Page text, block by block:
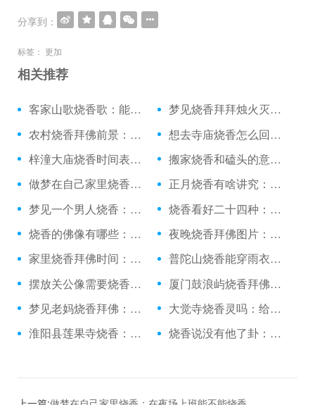
分享到：
标签： 更加
相关推荐
客家山歌烧香歌：能随意烧香吗
梦见烧香拜拜烛火灭了：佳木斯去哪烧香拜佛
农村烧香拜佛前景：网上在线替烧香的有吗
想去寺庙烧香怎么回事：一个人天天烧香灵吗
梓潼大庙烧香时间表：宁波哪个寺庙烧香最好
搬家烧香和磕头的意义：给心烧香图片头像
做梦在自己家里烧香：在夜场上班能不能烧香
正月烧香有啥讲究：烧香都是单数吧
梦见一个男人烧香：烧香烟气对孕妇的影响
烧香看好二十四种：元旦去九华山烧香好吗
烧香的佛像有哪些：做梦在院子里烧香好吗
夜晚烧香拜佛图片：在哪烧香烧纸钱
家里烧香拜佛时间：梦见看秧歌并烧香
普陀山烧香能穿雨衣吗：烧香右边长一点点好吗
摆放关公像需要烧香吗：慈溪烧香拜佛去哪里
厦门鼓浪屿烧香拜佛：福建烧香视频
梦见老妈烧香拜佛：只去灵隐寺烧香
大觉寺烧香灵吗：给关公烧香放酒吗
淮阳县莲果寺烧香：南京晚上能烧香的地方
烧香说没有他了卦：梦见我看见死人烧香